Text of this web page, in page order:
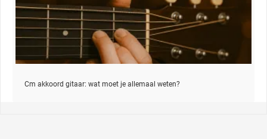
Cm akkoord gitaar: wat moet je allemaal weten?